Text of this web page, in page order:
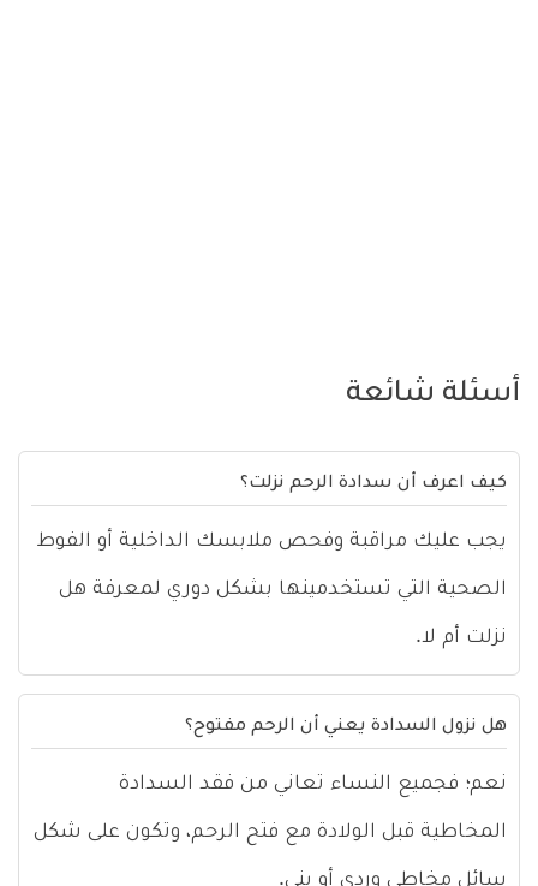
أسئلة شائعة
كيف اعرف أن سدادة الرحم نزلت؟
يجب عليك مراقبة وفحص ملابسك الداخلية أو الفوط
الصحية التي تستخدمينها بشكل دوري لمعرفة هل
نزلت أم لا.
هل نزول السدادة يعني أن الرحم مفتوح؟
نعم؛ فجميع النساء تعاني من فقد السدادة
المخاطية قبل الولادة مع فتح الرحم، وتكون على شكل
سائل مخاطي وردي أو بني.